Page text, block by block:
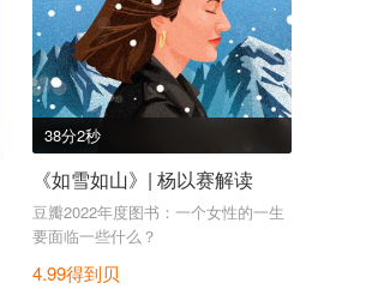
38分2秒
《如雪如山》| 杨以赛解读
豆瓣2022年度图书：一个女性的一生
要面临一些什么？
4.99得到贝